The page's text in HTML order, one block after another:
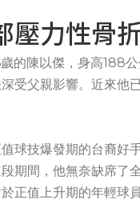
壓力性骨
的陳以傑，身高188
受父親影響。近來他
球技爆發期的台裔好
期間，他無奈缺席了
正值上升期的年輕球